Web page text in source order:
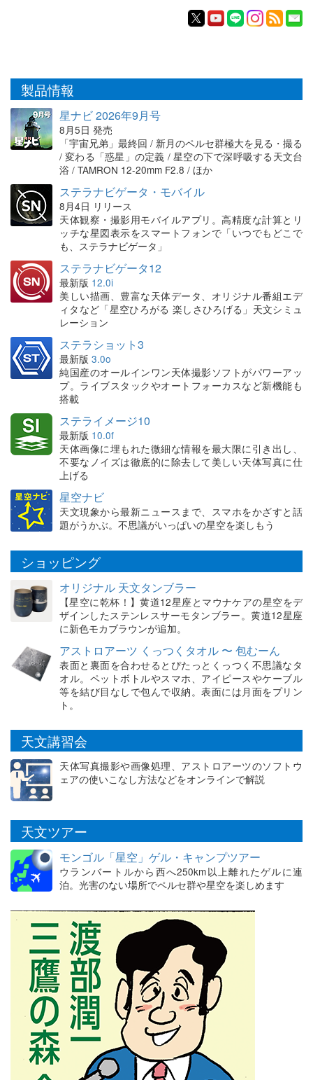
製品情報
星ナビ 2026年9月号
8月5日 発売
「宇宙兄弟」最終回 / 新月のペルセ群極大を見る・撮る
/ 変わる「惑星」の定義 / 星空の下で深呼吸する天文台
浴 / TAMRON 12-20mm F2.8 / ほか
ステラナビゲータ・モバイル
8月4日 リリース
天体観察・撮影用モバイルアプリ。高精度な計算とリ
ッチな星図表示をスマートフォンで「いつでもどこで
も、ステラナビゲータ」
ステラナビゲータ12
最新版 12.0i
美しい描画、豊富な天体データ、オリジナル番組エデ
ィタなど「星空ひろがる 楽しさひろげる」天文シミュ
レーション
ステラショット3
最新版 3.0o
純国産のオールインワン天体撮影ソフトがパワーアッ
プ。ライブスタックやオートフォーカスなど新機能も
搭載
ステライメージ10
最新版 10.0f
天体画像に埋もれた微細な情報を最大限に引き出し、
不要なノイズは徹底的に除去して美しい天体写真に仕
上げる
星空ナビ
天文現象から最新ニュースまで、スマホをかざすと話
題がうかぶ。不思議がいっぱいの星空を楽しもう
ショッピング
オリジナル 天文タンブラー
【星空に乾杯！】黄道12星座とマウナケアの星空をデ
ザインしたステンレスサーモタンブラー。黄道12星座
に新色モカブラウンが追加。
アストロアーツ くっつくタオル 〜 包むーん
表面と裏面を合わせるとぴたっとくっつく不思議なタ
オル。ペットボトルやスマホ、アイピースやケーブル
等を結び目なしで包んで収納。表面には月面をプリン
ト。
天文講習会
天体写真撮影や画像処理、アストロアーツのソフトウ
ェアの使いこなし方法などをオンラインで解説
天文ツアー
モンゴル「星空」ゲル・キャンプツアー
ウランバートルから西へ250km以上離れたゲルに連
泊。光害のない場所でペルセ群や星空を楽しめます